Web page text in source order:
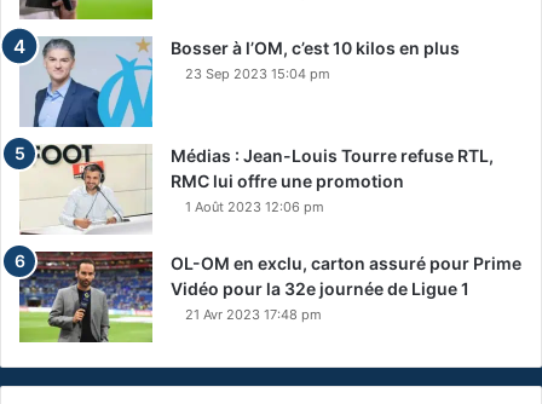
Bosser à l’OM, c’est 10 kilos en plus
23 Sep 2023 15:04 pm
Médias : Jean-Louis Tourre refuse RTL,
RMC lui offre une promotion
1 Août 2023 12:06 pm
OL-OM en exclu, carton assuré pour Prime
Vidéo pour la 32e journée de Ligue 1
21 Avr 2023 17:48 pm